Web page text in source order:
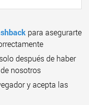
para asegurarte
después de haber
nosotros
y acepta las